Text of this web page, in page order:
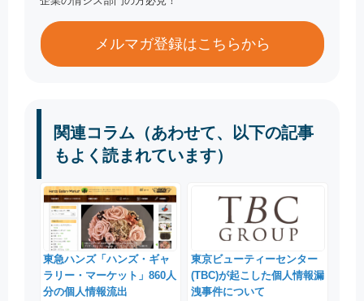
メルマガ登録はこちらから
関連コラム（あわせて、以下の記事
もよく読まれています）
東急ハンズ「ハンズ・ギャ
ラリー・マーケット」860人
分の個人情報流出
東京ビューティーセンター
(TBC)が起こした個人情報漏
洩事件について